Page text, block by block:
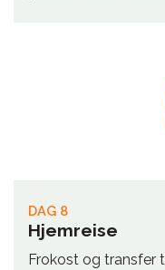
DAG 8
Hjemreise
Frokost og transfer